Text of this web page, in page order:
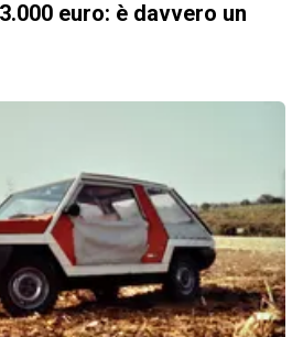
euro: è davvero un